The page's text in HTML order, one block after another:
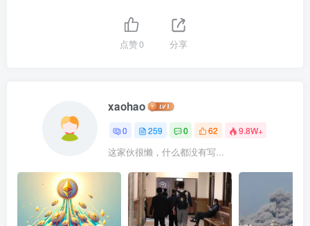
点赞0 分享
xaohao
0 259 0 62 9.8W+
这家伙很懒，什么都没有写...